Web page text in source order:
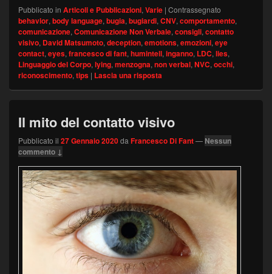
Pubblicato in Articoli e Pubblicazioni, Varie | Contrassegnato
behavior, body language, bugia, bugiardi, CNV, comportamento,
comunicazione, Comunicazione Non Verbale, consigli, contatto
visivo, David Matsumoto, deception, emotions, emozioni, eye
contact, eyes, francesco di fant, humintell, inganno, LDC, lies,
Linguaggio del Corpo, lying, menzogna, non verbal, NVC, occhi,
riconoscimento, tips | Lascia una risposta
Il mito del contatto visivo
Pubblicato il 27 Gennaio 2020da Francesco Di Fant— Nessun
commento ↓